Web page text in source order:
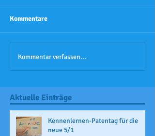
Kommentare
Kommentar verfassen...
Aktuelle Einträge
Kennenlernen-Patentag für die
neue 5/1